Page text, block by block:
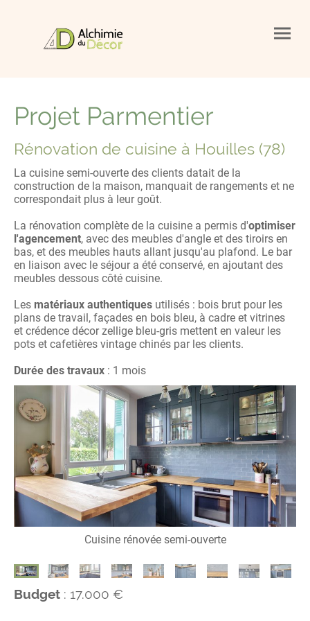
Projet Parmentier
Rénovation de cuisine à Houilles (78)
La cuisine semi-ouverte des clients datait de la
construction de la maison, manquait de rangements et ne
correspondait plus à leur goût.
La rénovation complète de la cuisine a permis d'optimiser
l'agencement, avec des meubles d'angle et des tiroirs en
bas, et des meubles hauts allant jusqu'au plafond. Le bar
en liaison avec le séjour a été conservé, en ajoutant des
meubles dessous côté cuisine.
Les matériaux authentiques utilisés : bois brut pour les
plans de travail, façades en bois bleu, à cadre et vitrines
et crédence décor zellige bleu-gris mettent en valeur les
pots et cafetières vintage chinés par les clients.
Durée des travaux : 1 mois
Cuisine rénovée semi-ouverte
Budget : 17.000 €